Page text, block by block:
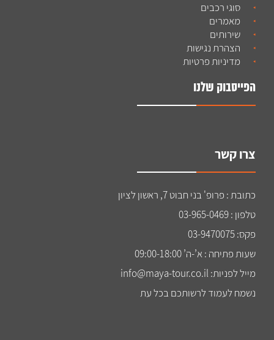
סוגי רכבים
מאמרים
שירותים
הצהרת נגישות
מדיניות פרטיות
הפייסבוק שלנו
צרו קשר
כתובת : פרופ' בני חבוט 7, ראשון לציון
טלפון : 03-965-0469
פקס: 03-9470075
שעות פתיחה : א’-ה’ 09:00-18:00
מייל לפניות: info@maya-tour.co.il
נשמח לעמוד לרשותכם בכל עת